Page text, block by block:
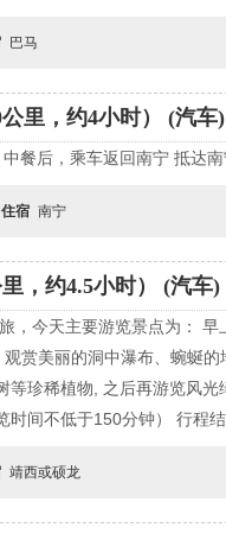
巴马
里，约4小时） (汽车)
餐后，乘车返回南宁 抵达
住宿 南宁
，约4.5小时） (汽车)
，今天主要游览景点为：
赏美丽的洞中瀑布、蜿蜒
等珍稀植物, 之后再游览风
时间不低于150分钟） 行程
靖西或硕龙